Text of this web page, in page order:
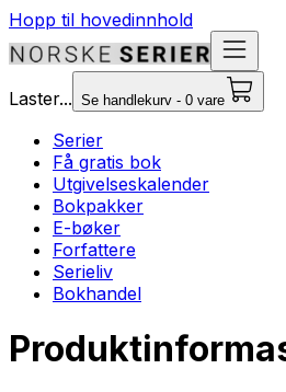
Hopp til hovedinnhold
Laster... Se handlekurv - 0 vare
Serier
Få gratis bok
Utgivelseskalender
Bokpakker
E-bøker
Forfattere
Serieliv
Bokhandel